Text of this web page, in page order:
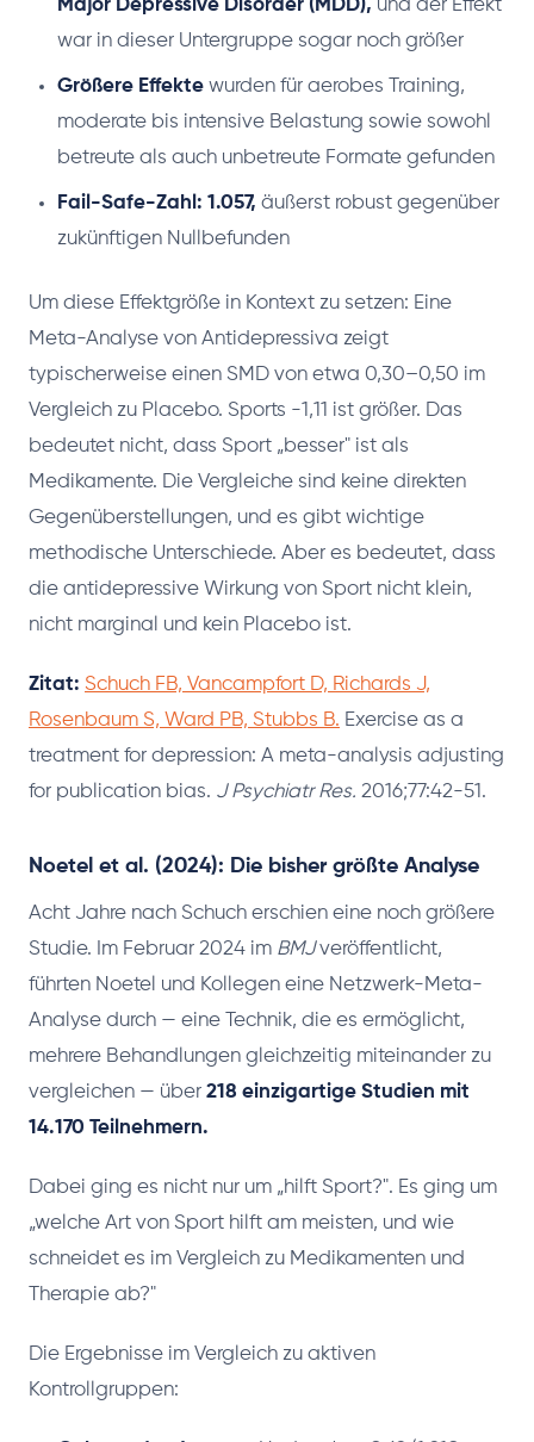
Major Depressive Disorder (MDD), und der Effekt
war in dieser Untergruppe sogar noch größer
Größere Effekte wurden für aerobes Training,
moderate bis intensive Belastung sowie sowohl
betreute als auch unbetreute Formate gefunden
Fail-Safe-Zahl: 1.057, äußerst robust gegenüber
zukünftigen Nullbefunden
Um diese Effektgröße in Kontext zu setzen: Eine
Meta-Analyse von Antidepressiva zeigt
typischerweise einen SMD von etwa 0,30–0,50 im
Vergleich zu Placebo. Sports -1,11 ist größer. Das
bedeutet nicht, dass Sport „besser" ist als
Medikamente. Die Vergleiche sind keine direkten
Gegenüberstellungen, und es gibt wichtige
methodische Unterschiede. Aber es bedeutet, dass
die antidepressive Wirkung von Sport nicht klein,
nicht marginal und kein Placebo ist.
Zitat: Schuch FB, Vancampfort D, Richards J,
Rosenbaum S, Ward PB, Stubbs B. Exercise as a
treatment for depression: A meta-analysis adjusting
for publication bias. J Psychiatr Res. 2016;77:42-51.
Noetel et al. (2024): Die bisher größte Analyse
Acht Jahre nach Schuch erschien eine noch größere
Studie. Im Februar 2024 im BMJveröffentlicht,
führten Noetel und Kollegen eine Netzwerk-Meta-
Analyse durch — eine Technik, die es ermöglicht,
mehrere Behandlungen gleichzeitig miteinander zu
vergleichen — über 218 einzigartige Studien mit
14.170 Teilnehmern.
Dabei ging es nicht nur um „hilft Sport?". Es ging um
„welche Art von Sport hilft am meisten, und wie
schneidet es im Vergleich zu Medikamenten und
Therapie ab?"
Die Ergebnisse im Vergleich zu aktiven
Kontrollgruppen: